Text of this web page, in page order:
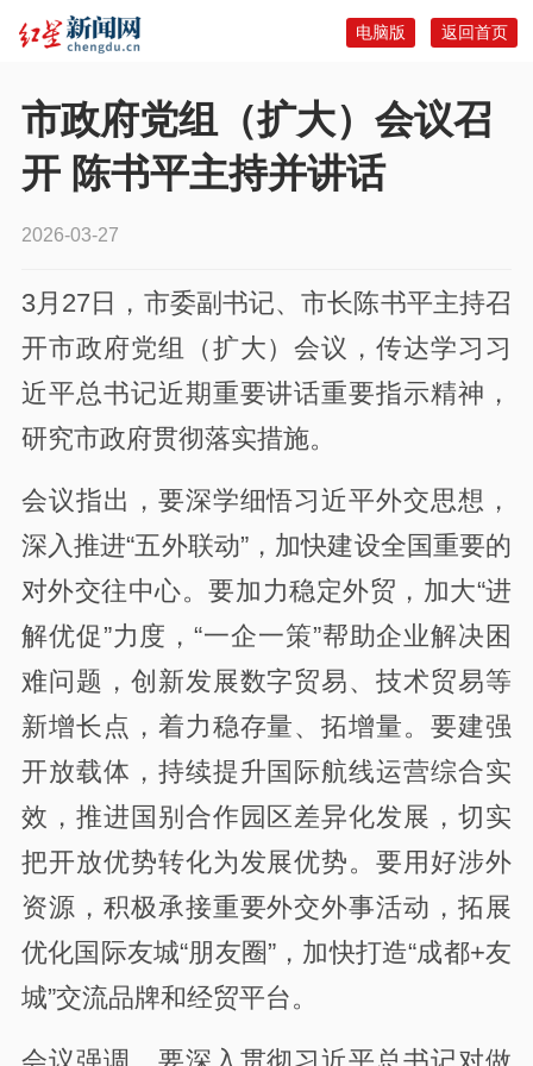
返回首页
电脑版
市政府党组（扩大）会议召
开 陈书平主持并讲话
2026-03-27
3月27日，市委副书记、市长陈书平主持召
开市政府党组（扩大）会议，传达学习习
近平总书记近期重要讲话重要指示精神，
研究市政府贯彻落实措施。
会议指出，要深学细悟习近平外交思想，
深入推进“五外联动”，加快建设全国重要的
对外交往中心。要加力稳定外贸，加大“进
解优促”力度，“一企一策”帮助企业解决困
难问题，创新发展数字贸易、技术贸易等
新增长点，着力稳存量、拓增量。要建强
开放载体，持续提升国际航线运营综合实
效，推进国别合作园区差异化发展，切实
把开放优势转化为发展优势。要用好涉外
资源，积极承接重要外交外事活动，拓展
优化国际友城“朋友圈”，加快打造“成都+友
城”交流品牌和经贸平台。